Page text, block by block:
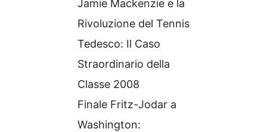
Jamie Mackenzie e la
Rivoluzione del Tennis
Tedesco: Il Caso
Straordinario della
Classe 2008
Finale Fritz-Jodar a
Washington: